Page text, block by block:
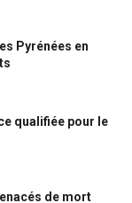
Pyrénées en
qualifiée pour le
de mort